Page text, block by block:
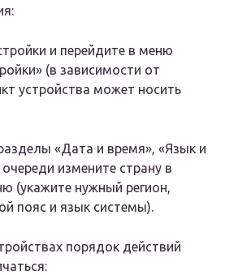
и перейдите в меню
(в зависимости от
устройства может носить
«Дата и время», «Язык и
измените страну в
(укажите нужный регион,
пояс и язык системы).
порядок действий